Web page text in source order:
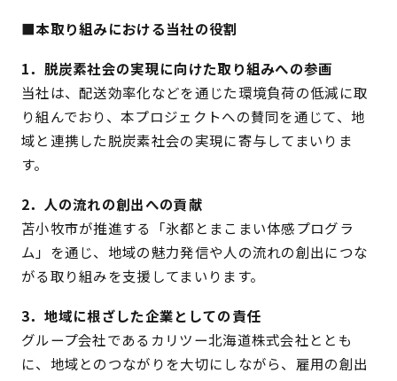
■本取り組みにおける当社の役割
1．脱炭素社会の実現に向けた取り組みへの参画
当社は、配送効率化などを通じた環境負荷の低減に取
り組んでおり、本プロジェクトへの賛同を通じて、地
域と連携した脱炭素社会の実現に寄与してまいりま
す。
2．人の流れの創出への貢献
苫小牧市が推進する「氷都とまこまい体感プログラ
ム」を通じ、地域の魅力発信や人の流れの創出につな
がる取り組みを支援してまいります。
3．地域に根ざした企業としての責任
グループ会社であるカリツー北海道株式会社ととも
に、地域とのつながりを大切にしながら、雇用の創出